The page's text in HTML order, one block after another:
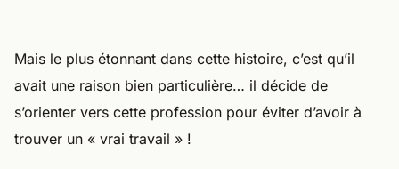
Mais le plus étonnant dans cette histoire, c’est qu’il
avait une raison bien particulière… il décide de
s’orienter vers cette profession pour éviter d’avoir à
trouver un « vrai travail » !